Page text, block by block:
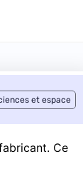
et espace
Ce